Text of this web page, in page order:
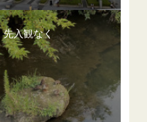
先入観なく